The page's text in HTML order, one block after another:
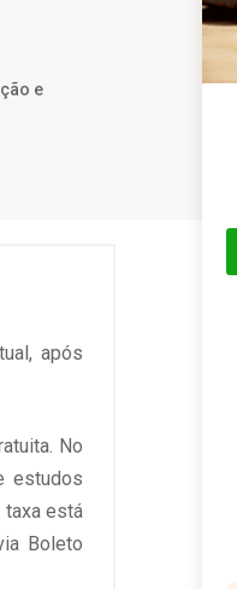
e
após
No
estudos
taxa está
Boleto